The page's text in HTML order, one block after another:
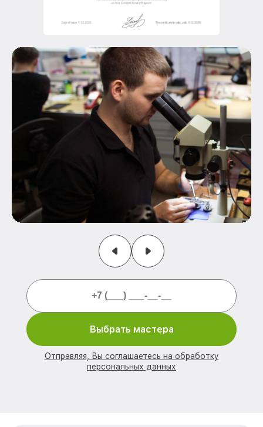
Выбрать мастера
Отправляя, Вы соглашаетесь на обработку
персональных данных